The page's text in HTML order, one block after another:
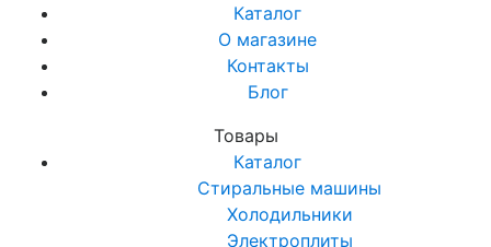
Каталог
О магазине
Контакты
Блог
Товары
Каталог
Стиральные машины
Холодильники
Электроплиты